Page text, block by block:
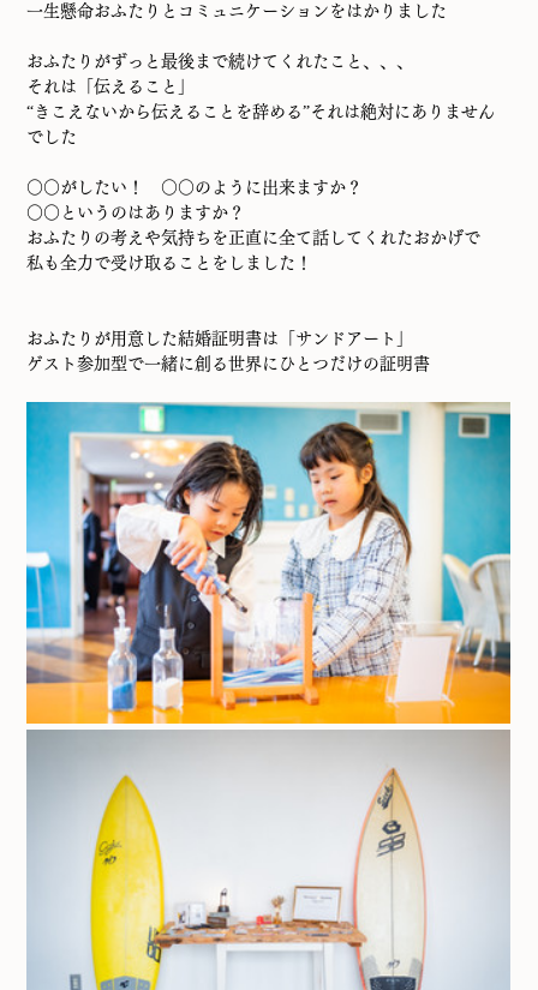
一生懸命おふたりとコミュニケーションをはかりました
おふたりがずっと最後まで続けてくれたこと、、、
それは「伝えること」
“きこえないから伝えることを辞める”それは絶対にありません
でした
○○がしたい！　○○のように出来ますか？
○○というのはありますか？
おふたりの考えや気持ちを正直に全て話してくれたおかげで
私も全力で受け取ることをしました！
おふたりが用意した結婚証明書は「サンドアート」
ゲスト参加型で一緒に創る世界にひとつだけの証明書